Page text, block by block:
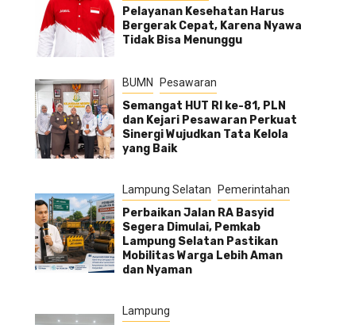
Pelayanan Kesehatan Harus
Bergerak Cepat, Karena Nyawa
Tidak Bisa Menunggu
BUMN Pesawaran
Semangat HUT RI ke-81, PLN
dan Kejari Pesawaran Perkuat
Sinergi Wujudkan Tata Kelola
yang Baik
Lampung Selatan Pemerintahan
Perbaikan Jalan RA Basyid
Segera Dimulai, Pemkab
Lampung Selatan Pastikan
Mobilitas Warga Lebih Aman
dan Nyaman
Lampung